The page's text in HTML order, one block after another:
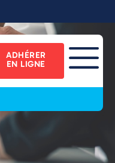
ADHÉRER
EN LIGNE